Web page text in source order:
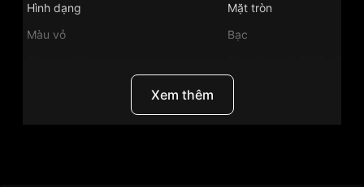
Hình dạng
Mặt tròn
Màu vỏ
Bạc
12.5mm
Xem thêm